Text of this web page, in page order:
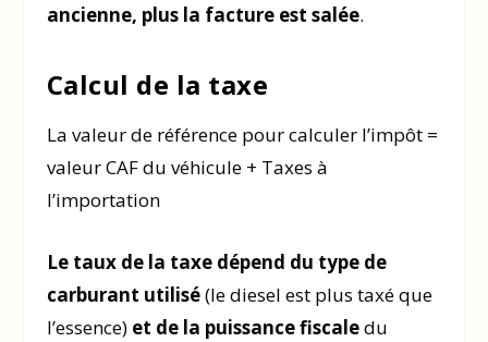
ancienne, plus la facture est salée.
Calcul de la taxe
La valeur de référence pour calculer l’impôt =
valeur CAF du véhicule + Taxes à
l’importation
Le taux de la taxe dépend du type de
carburant utilisé(le diesel est plus taxé que
l’essence) et de la puissance fiscaledu